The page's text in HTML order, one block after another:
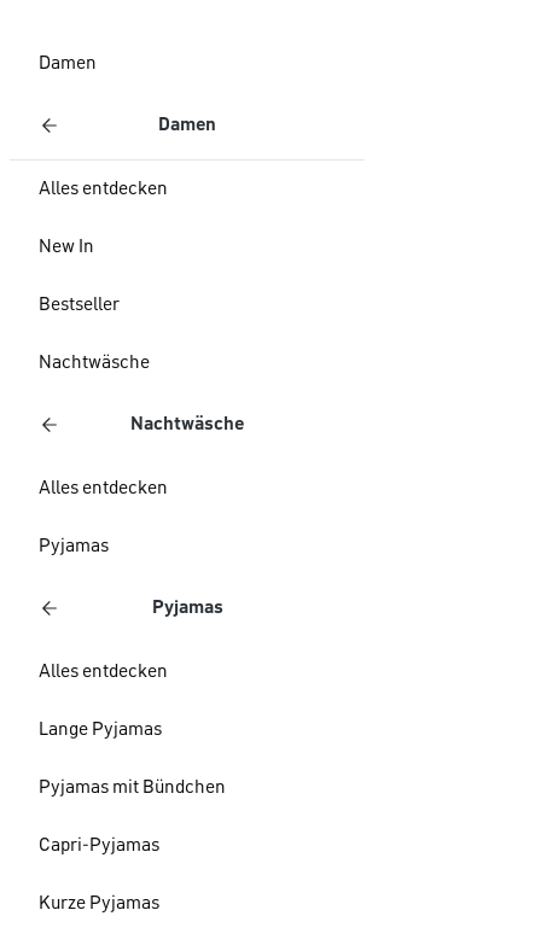
Damen
Damen
Alles entdecken
New In
Bestseller
Nachtwäsche
Nachtwäsche
Alles entdecken
Pyjamas
Pyjamas
Alles entdecken
Lange Pyjamas
Pyjamas mit Bündchen
Capri-Pyjamas
Kurze Pyjamas